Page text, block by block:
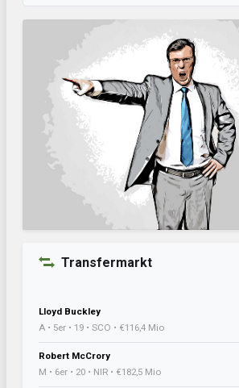
Transfermarkt
Lloyd Buckley
A • 5er • 19 • SCO • €116,4 Mio
Robert McCrory
M • 6er • 20 • NIR • €182,5 Mio